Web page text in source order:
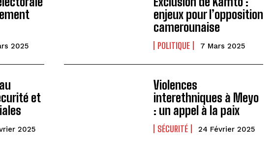
2025
enjeux pour l’opposition
camerounaise
POLITIQUE 7 Mars 2025
et
2025
Violences
interethniques à Meyo
: un appel à la paix
SÉCURITÉ 24 Février 2025